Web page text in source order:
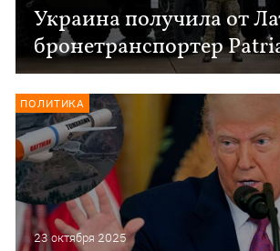
Украина получила от
бронетранспортер
23 октября 2025
ПОЛИТИКА